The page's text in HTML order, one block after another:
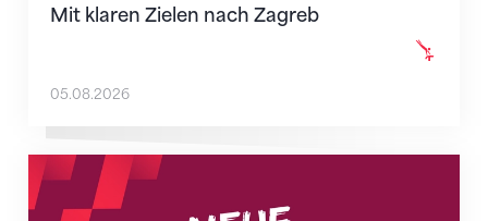
Mit klaren Zielen nach Zagreb
05.08.2026
Neue Empfangszeiten ab 1. August 2026